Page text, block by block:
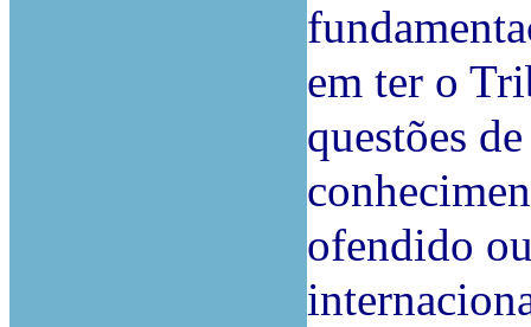
em ter o
questões
ofendido